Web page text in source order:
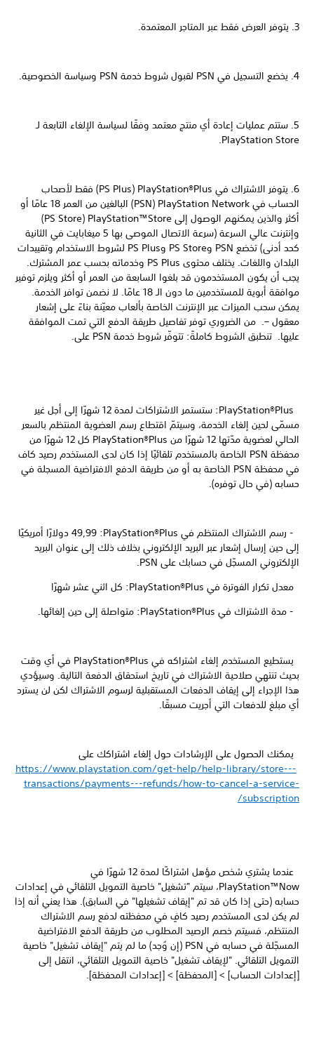
3. يتوفر العرض فقط عبر المتاجر المعتمدة.
4. يخضع التسجيل في PSN لقبول شروط خدمة PSN وسياسة الخصوصية.
5. ستتم عمليات إعادة أي منتج معتمد وفقًا لسياسة الإلغاء التابعة لـ
PlayStation Store.
6. يتوفر الاشتراك في PlayStation®Plus ‏(PS Plus) فقط لأصحاب
الحساب في PlayStation Network ‏(PSN) البالغين من العمر 18 عامًا أو
أكثر والذين يمكنهم الوصول إلى PlayStation™Store ‏(PS Store)
وإنترنت عالي السرعة (سرعة الاتصال الموصى بها 5 ميغابايت في الثانية
كحد أدنى) تخضع PSN وPS Store وPS Plus لشروط الاستخدام وتقييدات
البلدان واللغات. يختلف محتوى PS Plus وخدماته بحسب عمر المشترك.
يجب أن يكون المستخدمون قد بلغوا السابعة من العمر أو أكثر ويلزم توفير
موافقة أبوية للمستخدمين ما دون الـ 18 عامًا. لا نضمن توافر الخدمة.
يمكن سحب الميزات عبر الإنترنت الخاصة بألعاب معيّنة بناءً على إشعار
معقول –. من الضروري توفر تفاصيل طريقة الدفع التي تمت الموافقة
عليها. تنطبق الشروط كاملةً: تتوفّر شروط خدمة PSN على.
PlayStation®Plus: ستستمر الاشتراكات لمدة 12 شهرًا إلى أجل غير
مسمّى لحين إلغاء الخدمة، وسيتمّ اقتطاع رسم العضوية المنتظم بالسعر
الحالي لعضوية مدّتها 12 شهرًا من PlayStation®Plus كل 12 شهرًا من
محفظة PSN الخاصة بالمستخدم تلقائيًا إذا كان لدى المستخدم رصيد كاف
في محفظة PSN الخاصة به أو من طريقة الدفع الافتراضية المسجلة في
حسابه (في حال توفره).
- رسم الاشتراك المنتظم في PlayStation®Plus:‏ 49,99 دولارًا أمريكيًا
إلى حين إرسال إشعار عبر البريد الإلكتروني بخلاف ذلك إلى عنوان البريد
الإلكتروني المسجّل في حسابك على PSN.
معدل تكرار الفوترة في PlayStation®Plus: كل اثني عشر شهرًا
- مدة الاشتراك في PlayStation®Plus: متواصلة إلى حين إلغائها.
يستطيع المستخدم إلغاء اشتراكه في PlayStation®Plus في أي وقت
بحيث تنتهي صلاحية الاشتراك في تاريخ استحقاق الدفعة التالية. وسيؤدي
هذا الإجراء إلى إيقاف الدفعات المستقبلية لرسوم الاشتراك لكن لن يسترد
أي مبلغ للدفعات التي أجريت مسبقًا.
يمكنك الحصول على الإرشادات حول إلغاء اشتراكك على
https://www.playstation.com/get-help/help-library/store---
transactions/payments---refunds/how-to-cancel-a-service-
subscription/
عندما يشتري شخص مؤهل اشتراكًا لمدة 12 شهرًا في
PlayStation™Now، سيتم "تشغيل" خاصية التمويل التلقائي في إعدادات
حسابه (حتى إذا كان قد تم "إيقاف تشغيلها" في السابق). هذا يعني أنه إذا
لم يكن لدى المستخدم رصيد كافٍ في محفظته لدفع رسم الاشتراك
المنتظم، فسيتم خصم الرصيد المطلوب من طريقة الدفع الافتراضية
المسجّلة في حسابه في PSN (إن وُجد) ما لم يتم "إيقاف تشغيل" خاصية
التمويل التلقائي. "لإيقاف تشغيل" خاصية التمويل التلقائي، انتقل إلى
[إعدادات الحساب] > [المحفظة] > [إعدادات المحفظة].